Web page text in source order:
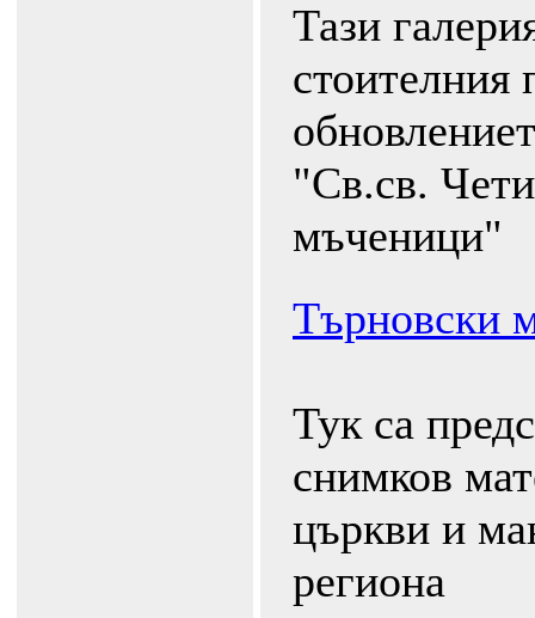
Тази
стоителния
"Св.св.
мъченици"
Търновски
Тук са
снимков
църкви и
региона